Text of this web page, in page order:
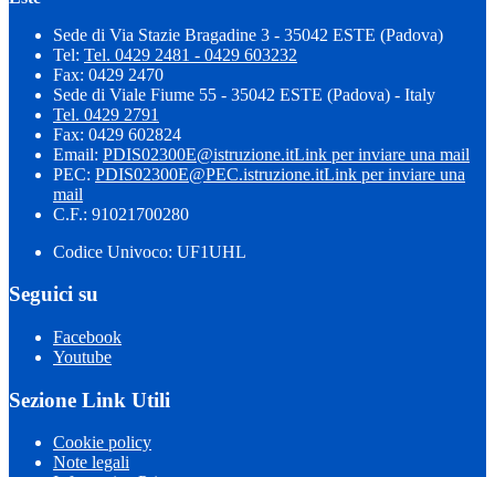
Sede di Via Stazie Bragadine 3 - 35042 ESTE (Padova)
Tel: Tel. 0429 2481 - 0429 603232
Fax: 0429 2470
Sede di Viale Fiume 55 - 35042 ESTE (Padova) - Italy
Tel. 0429 2791
Fax: 0429 602824
Email: PDIS02300E@istruzione.itLink per inviare una mail
PEC: PDIS02300E@PEC.istruzione.itLink per inviare una
mail
C.F.: 91021700280
Codice Univoco: UF1UHL
Seguici su
Facebook
Youtube
Sezione Link Utili
Cookie policy
Note legali